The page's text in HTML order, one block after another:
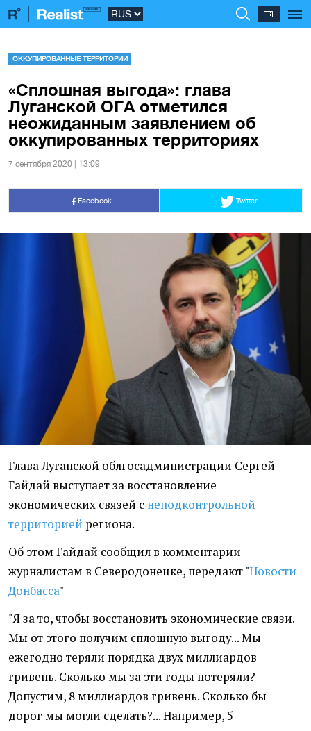
ОККУПИРОВАННЫЕ ТЕРРИТОРИИ
«Сплошная выгода»: глава
Луганской ОГА отметился
неожиданным заявлением об
оккупированных территориях
7 сентября 2020 | 13:09
Facebook Twitter
Глава Луганской облгосадминистрации Сергей
Гайдай выступает за восстановление
экономических связей с неподконтрольной
территорией региона.
Об этом Гайдай сообщил в комментарии
журналистам в Северодонецке, передают "Новости
Донбасса"
"Я за то, чтобы восстановить экономические связи.
Мы от этого получим сплошную выгоду...Мы
ежегодно теряли порядка двух миллиардов
гривень. Сколько мы за эти годы потеряли?
Допустим, 8 миллиардов гривень. Сколько бы
дорог мы могли сделать?... Например, 5